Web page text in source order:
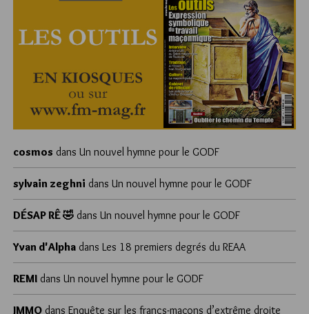
cosmos dans Un nouvel hymne pour le GODF
sylvain zeghni dans Un nouvel hymne pour le GODF
DÉSAP RÊ 🤣 dans Un nouvel hymne pour le GODF
Yvan d'Alpha dans Les 18 premiers degrés du REAA
REMI dans Un nouvel hymne pour le GODF
JMMO dans Enquête sur les francs-maçons d’extrême droite